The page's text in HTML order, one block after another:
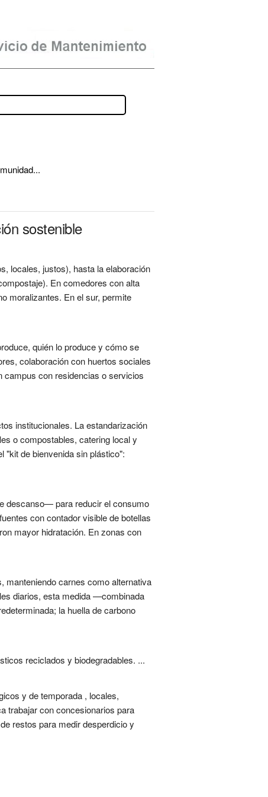
sostenible
locales, justos), hasta la elaboración
En comedores con alta
moralizantes. En el sur, permite
quién lo produce y cómo se
colaboración con huertos sociales
campus con residencias o servicios
institucionales. La estandarización
o compostables, catering local y
"kit de bienvenida sin plástico":
descanso— para reducir el consumo
con contador visible de botellas
mayor hidratación. En zonas con
manteniendo carnes como alternativa
diarios, esta medida —combinada
la huella de carbono
reciclados y biodegradables. ...
y de temporada , locales,
trabajar con concesionarios para
restos para medir desperdicio y